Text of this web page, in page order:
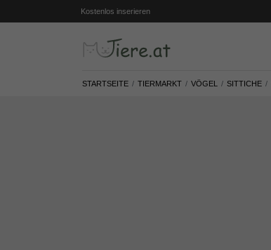
Kostenlos inserieren
STARTSEITE TIERMARKT VÖGEL SITTICHE